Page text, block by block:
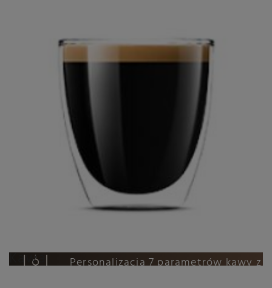
Automatyczne dostosowanie parzenia
do gatunku ziaren dzięki BeanMaestro
22 rodzaje napojów kawowych
Personalizacja 7 parametrów kawy z
Kawa